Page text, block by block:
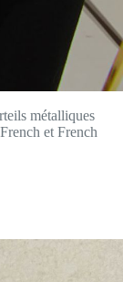
métalliques
et French